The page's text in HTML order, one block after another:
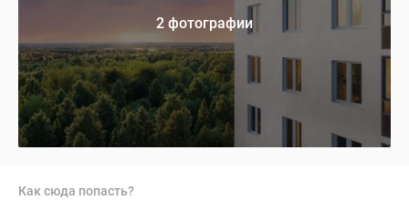
2 фотографии
Как сюда попасть?